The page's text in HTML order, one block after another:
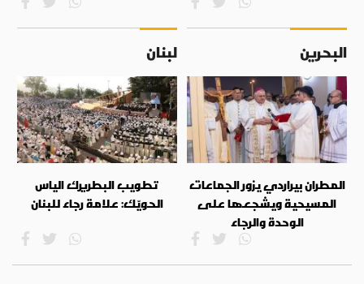
البحرين
المطران بيراردي يزور الجماعات
المسيحية ويشجعها على
الوحدة والرجاء
لبنان
تطويب البطريرك الياس
الحويّك: علامة رجاء للبنان